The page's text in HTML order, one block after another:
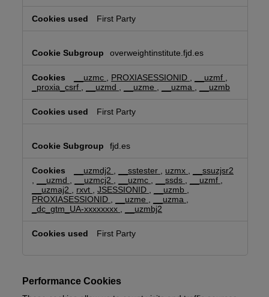
First Party
overweightinstitute.fjd.es
__uzmc , PROXIASESSIONID , __uzmf ,
_proxia_csrf , __uzmd , __uzme , __uzma , __uzmb
First Party
fjd.es
__uzmdj2 , __sstester , uzmx ,
__ssuzjsr2
,
__uzmd , __uzmcj2 , __uzmc , __ssds , __uzmf ,
__uzmaj2 , rxvt ,JSESSIONID , __uzmb ,
PROXIASESSIONID , __uzme , __uzma ,
_dc_gtm_UA-xxxxxxxx , __uzmbj2
First Party
Performance Cookies